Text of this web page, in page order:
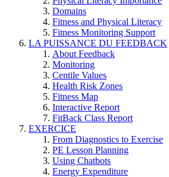
Domains
Fitness and Physical Literacy
Fitness Monitoring Support
LA PUISSANCE DU FEEDBACK
About Feedback
Monitoring
Centile Values
Health Risk Zones
Fitness Map
Interactive Report
FitBack Class Report
EXERCICE
From Diagnostics to Exercise
PE Lesson Planning
Using Chatbots
Energy Expenditure